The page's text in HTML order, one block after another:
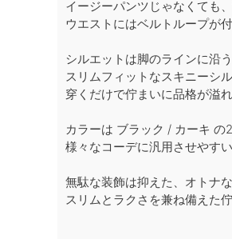
イージーパンツじゃなくても
ウエストにはベルトループが
シルエットは脚のラインに沿う
スリムフィットなスキニーシ
穿くだけで佇まいに品格が溢れ
カラーは ブラック / カーキ の2
様々なコーデに汎用させやすい
無駄な装飾は抑えた、オトナ
スリムとラクさを兼ね備えた佇